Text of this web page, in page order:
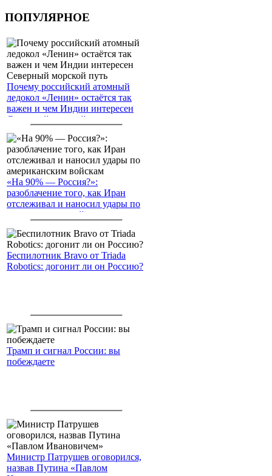
ПОПУЛЯРНОЕ
Почему российский атомный
ледокол «Ленин» остаётся так
важен и чем Индии интересен
Северный морской путь
«На 90% — Россия?»:
разоблачение того, как Иран
отслеживал и наносил удары по
американским войскам
Беспилотник Bravo от Triada
Robotics: догонит ли он Россию?
Трамп и сигнал России: вы
побеждаете
Министр Патрушев оговорился,
назвав Путина «Павлом